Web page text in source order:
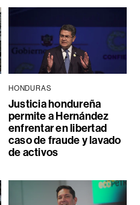
HONDURAS
Justicia hondureña
permite a Hernández
enfrentar en libertad
caso de fraude y lavado
de activos